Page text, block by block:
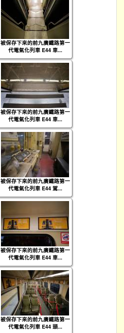
被保存下來的前九廣鐵路第一
代電氣化列車 E44 車...
被保存下來的前九廣鐵路第一
代電氣化列車 E44 車...
被保存下來的前九廣鐵路第一
代電氣化列車 E44 駕...
被保存下來的前九廣鐵路第一
代電氣化列車 E44 車...
被保存下來的前九廣鐵路第一
代電氣化列車 E44 頭...